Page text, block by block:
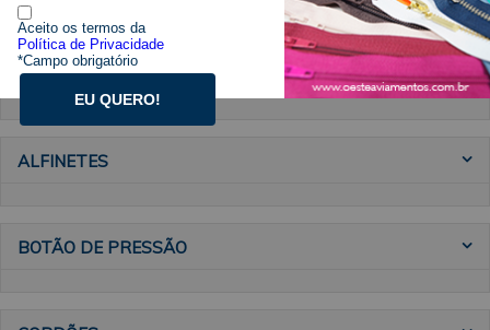
AGULHAS DE MÃO
ALFINETES
BOTÃO DE PRESSÃO
Aceito os termos da
Política de Privacidade
*Campo obrigatório
EU QUERO!